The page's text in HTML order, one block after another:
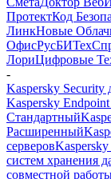
ПротектКод
ЛинкНовые
ОфисРусБИТех
ЛориЦифровые
-
Kaspersky Security
Kaspersky
Стандартный
Расширенный
серверовKaspersky
систем хранения
совместной